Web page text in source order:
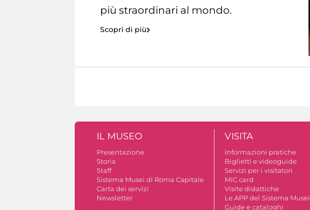
più straordinari al mondo.
Scopri di più
IL MUSEO
Presentazione
Storia
Staff
Sistema Musei di Roma Capitale
Carta dei servizi
Newsletter
VISITA
Informazioni pratiche
Biglietti e videoguide
Servizi per i visitatori
MIC card
Visite didattiche
Le APP del Sistema Musei
Guide e cataloghi